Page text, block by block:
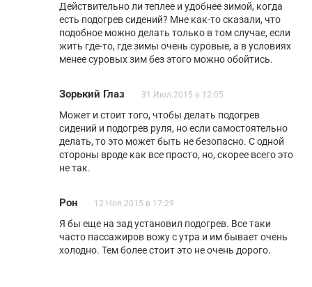
Действительно ли теплее и удобнее зимой, когда
есть подогрев сидений? Мне как-то сказали, что
подобное можно делать только в том случае, если
жить где-то, где зимы очень суровые, а в условиях
менее суровых зим без этого можно обойтись.
Зорький Глаз 31.Июл.2015 в 12:05
Может и стоит того, чтобы делать подогрев
сидений и подогрев руля, но если самостоятельно
делать, то это может быть не безопасно. С одной
стороны вроде как все просто, но, скорее всего это
не так.
Рон 12.Ноя.2015 в 17:29
Я бы еще на зад установил подогрев. Все таки
часто пассажиров вожу с утра и им бывает очень
холодно. Тем более стоит это не очень дорого.